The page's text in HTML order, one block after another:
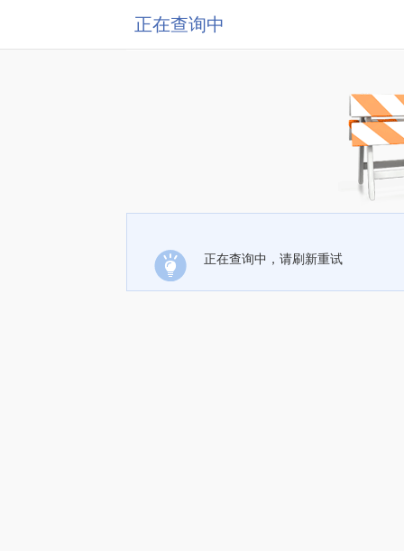
正在查询中
正在查询中，请刷新重试